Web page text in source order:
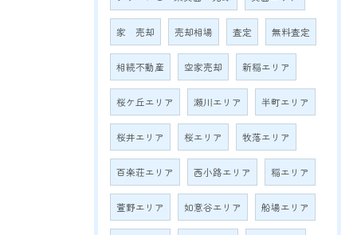
家 売却 売却相場 査定 無料査定
相続不動産 空家売却 新稲エリア
桜ケ丘エリア 瀬川エリア 半町エリア
桜井エリア 桜エリア 牧落エリア
百楽荘エリア 西小路エリア 稲エリア
萱野エリア 如意谷エリア 船場エリア